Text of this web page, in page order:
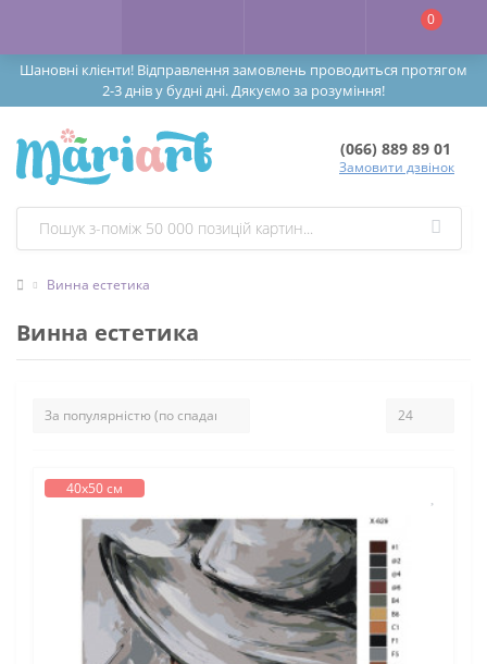
Шановні клієнти! Відправлення замовлень проводиться протягом
2-3 днів у будні дні. Дякуємо за розуміння!
0
(066) 889 89 01
Замовити дзвінок
Винна естетика
Винна естетика
40х50 см